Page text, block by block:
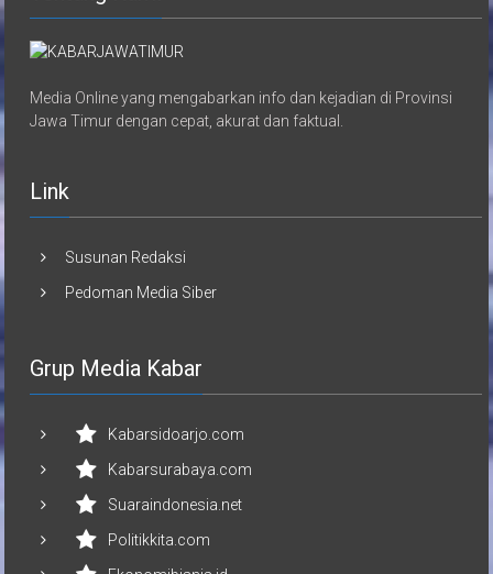
Media Online yang mengabarkan info dan kejadian di Provinsi
Jawa Timur dengan cepat, akurat dan faktual.
Link
Susunan Redaksi
Pedoman Media Siber
Grup Media Kabar
Kabarsidoarjo.com
Kabarsurabaya.com
Suaraindonesia.net
Politikkita.com